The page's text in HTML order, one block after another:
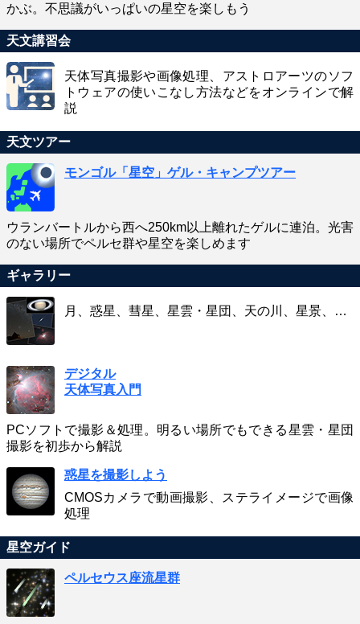
かぶ。不思議がいっぱいの星空を楽しもう
天文講習会
天体写真撮影や画像処理、アストロアーツのソフ
トウェアの使いこなし方法などをオンラインで解
説
天文ツアー
モンゴル「星空」ゲル・キャンプツアー
ウランバートルから西へ250km以上離れたゲルに連泊。光害
のない場所でペルセ群や星空を楽しめます
ギャラリー
月、惑星、彗星、星雲・星団、天の川、星景、…
デジタル
天体写真入門
PCソフトで撮影＆処理。明るい場所でもできる星雲・星団
撮影を初歩から解説
惑星を撮影しよう
CMOSカメラで動画撮影、ステライメージで画像
処理
星空ガイド
ペルセウス座流星群